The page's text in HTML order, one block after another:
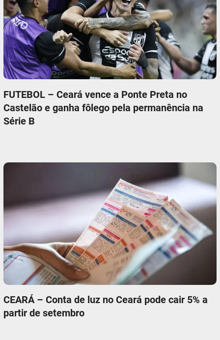
FUTEBOL – Ceará vence a Ponte Preta no
Castelão e ganha fôlego pela permanência na
Série B
CEARÁ – Conta de luz no Ceará pode cair 5% a
partir de setembro